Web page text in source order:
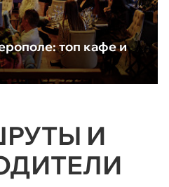
топ кафе и
И